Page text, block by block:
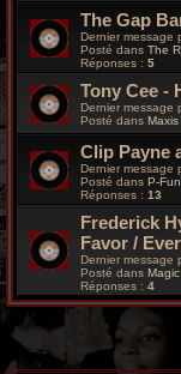
The Gap
Dernier message
Posté dans The
Réponses : 5
Tony Cee ‎-
Dernier message
Posté dans
Clip Payne
Dernier message
Posté dans P-
Réponses : 13
Frederick
Favor /
Dernier message
Posté dans
Réponses : 4